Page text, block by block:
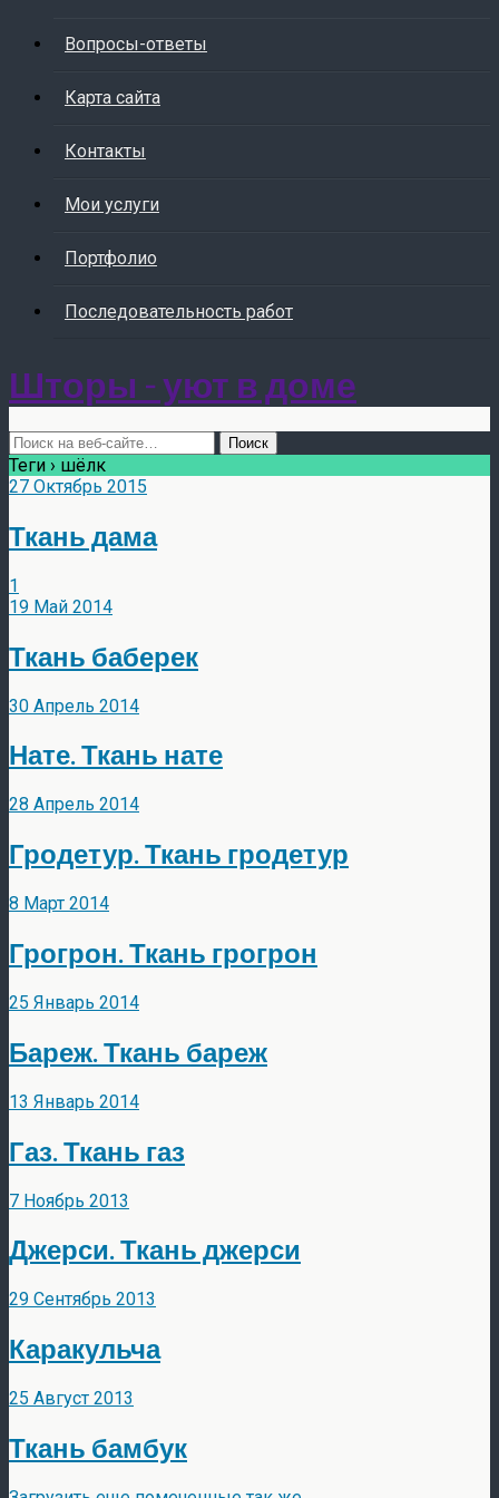
Вопросы-ответы
Карта сайта
Контакты
Мои услуги
Портфолио
Последовательность работ
Шторы - уют в доме
Теги › шёлк
27 Октябрь 2015
Ткань дама
1
19 Май 2014
Ткань баберек
30 Апрель 2014
Нате. Ткань нате
28 Апрель 2014
Гродетур. Ткань гродетур
8 Март 2014
Грогрон. Ткань грогрон
25 Январь 2014
Бареж. Ткань бареж
13 Январь 2014
Газ. Ткань газ
7 Ноябрь 2013
Джерси. Ткань джерси
29 Сентябрь 2013
Каракульча
25 Август 2013
Ткань бамбук